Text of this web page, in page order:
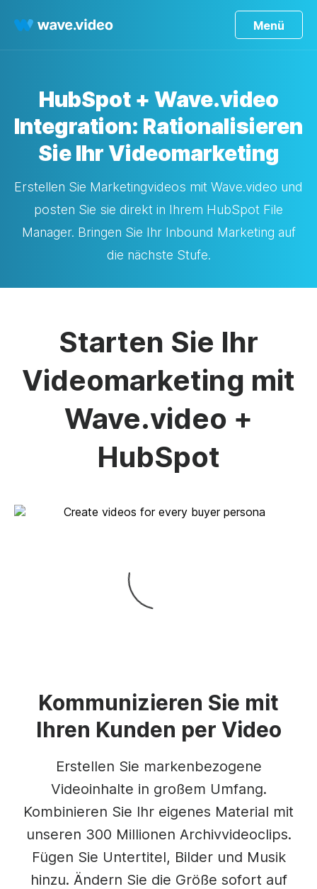
Menü
HubSpot + Wave.video
Integration: Rationalisieren
Sie Ihr Videomarketing
Erstellen Sie Marketingvideos mit Wave.video und
posten Sie sie direkt in Ihrem HubSpot File
Manager. Bringen Sie Ihr Inbound Marketing auf
die nächste Stufe.
Starten Sie Ihr
Videomarketing mit
Wave.video +
HubSpot
Kommunizieren Sie mit
Ihren Kunden per Video
Erstellen Sie markenbezogene
Videoinhalte in großem Umfang.
Kombinieren Sie Ihr eigenes Material mit
unseren 300 Millionen Archivvideoclips.
Fügen Sie Untertitel, Bilder und Musik
hinzu. Ändern Sie die Größe sofort auf